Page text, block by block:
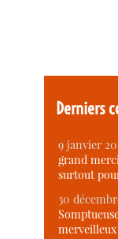
Derniers
9 janvier
grand
surtout
30